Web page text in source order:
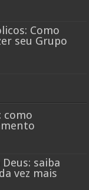
Como
seu Grupo
como
saiba
vez mais